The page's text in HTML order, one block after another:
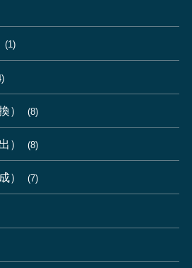
(1)
） (8)
） (8)
） (7)